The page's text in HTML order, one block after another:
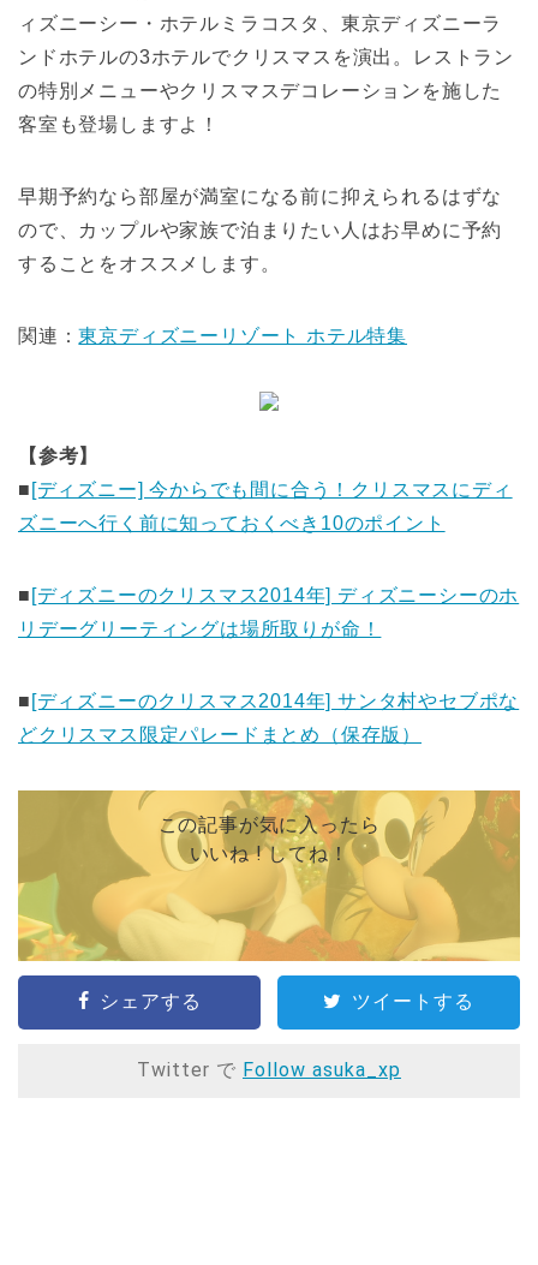
ィズニーシー・ホテルミラコスタ、東京ディズニーラ
ンドホテルの3ホテルでクリスマスを演出。レストラン
の特別メニューやクリスマスデコレーションを施した
客室も登場しますよ！
早期予約なら部屋が満室になる前に抑えられるはずな
ので、カップルや家族で泊まりたい人はお早めに予約
することをオススメします。
関連：東京ディズニーリゾート ホテル特集
【参考】
■ [ディズニー] 今からでも間に合う！クリスマスにディ
ズニーへ行く前に知っておくべき10のポイント
■ [ディズニーのクリスマス2014年] ディズニーシーのホ
リデーグリーティングは場所取りが命！
■ [ディズニーのクリスマス2014年] サンタ村やセブポな
どクリスマス限定パレードまとめ（保存版）
この記事が気に入ったら
いいね ! してね！
シェアする ツイートする
Twitter で Follow asuka_xp